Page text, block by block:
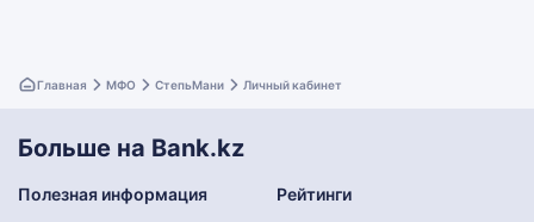
Главная МФО СтепьМани Личный кабинет
Больше на Bank.kz
Полезная информация Рейтинги